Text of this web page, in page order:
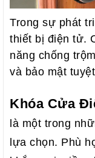
Trong sự phát
thiết bị điện tử.
năng chống
và bảo mật
Khóa Cửa
là một trong
lựa chọn. Phù